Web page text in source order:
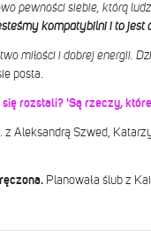
pewności siebie, którą
kompatybilni i to jest
miłości i dobrej energii.
posta.
rozstali? 'Są rzeczy,
z Aleksandrą Szwed,
Planowała ślub z